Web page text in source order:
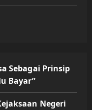
Sebagai Prinsip
Bayar”
Negeri